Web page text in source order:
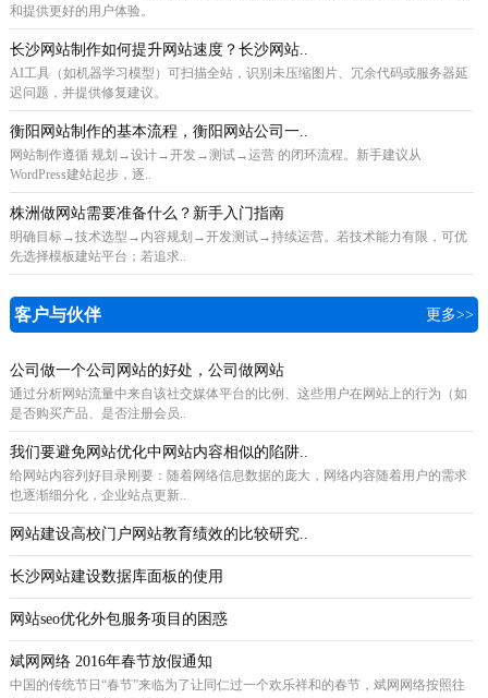
和提供更好的用户体验。
长沙网站制作如何提升网站速度？长沙网站..
AI工具（如机器学习模型）可扫描全站，识别未压缩图片、冗余代码或服务器延
迟问题，并提供修复建议。
衡阳网站制作的基本流程，衡阳网站公司一..
网站制作遵循 规划→设计→开发→测试→运营 的闭环流程。新手建议从
WordPress建站起步，逐..
株洲做网站需要准备什么？新手入门指南
明确目标→技术选型→内容规划→开发测试→持续运营。若技术能力有限，可优
先选择模板建站平台；若追求..
客户与伙伴 更多>>
公司做一个公司网站的好处，公司做网站
通过分析网站流量中来自该社交媒体平台的比例、这些用户在网站上的行为（如
是否购买产品、是否注册会员..
我们要避免网站优化中网站内容相似的陷阱..
给网站内容列好目录刚要：随着网络信息数据的庞大，网络内容随着用户的需求
也逐渐细分化，企业站点更新..
网站建设高校门户网站教育绩效的比较研究..
长沙网站建设数据库面板的使用
网站seo优化外包服务项目的困惑
斌网网络 2016年春节放假通知
中国的传统节日“春节”来临为了让同仁过一个欢乐祥和的春节，斌网网络按照往